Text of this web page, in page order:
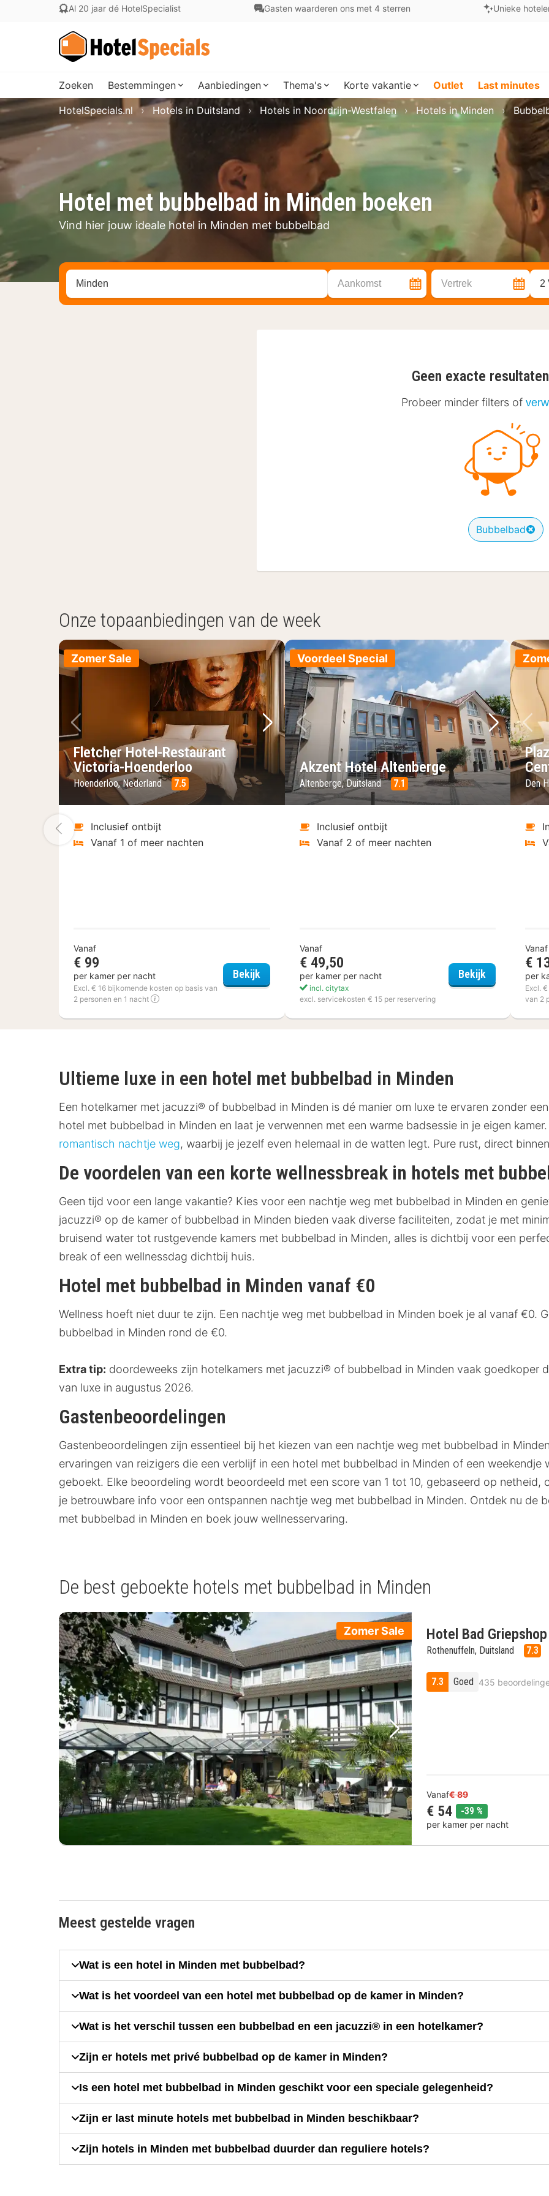
Al 20 jaar dé HotelSpecialist Gasten waarderen ons met 4 sterren Unieke
Zoeken Bestemmingen Aanbiedingen Thema's Korte vakantie Outlet Last minutes
Hotel met bubbelbad in Minden boeken
Vind hier jouw ideale hotel in Minden met bubbelbad
HotelSpecials.nl Hotels in Duitsland Hotels in Noordrijn-Westfalen Hotels in Minden
Zoek op hotel, regio of stad Aankomst Vertrek 2
Geen exacte
Probeer minder filters of
Bubbelbad
Onze topaanbiedingen van de week
Zomer Sale
Vorige foto
Volgende foto
Fletcher Hotel-Restaurant
Victoria-Hoenderloo
Hoenderloo, Nederland 7.5
Inclusief ontbijt
Vanaf 1 of meer nachten
Vanaf
€ 99
per kamer per nacht
Excl. € 16 bijkomende kosten op basis van
2 personen en 1 nacht
BekijkFletcher Hotel-Restaurant Victoria-Hoenderloo
Voordeel Special
Vorige foto
Volgende
Akzent Hotel Altenberge
Altenberge, Duitsland 7.1
Inclusief ontbijt
Vanaf 2 of meer nachten
Vanaf
€ 49,50
per kamer per nacht
incl. citytax
excl. servicekosten € 15 per reservering
Bekijk Akzent
Den
Vanaf
€
per
Excl.
van 2
Vorige foto
Ultieme luxe in een hotel met bubbelbad in Minden
Een hotelkamer met jacuzzi® of bubbelbad in Minden is dé manier om luxe te ervaren zonder
hotel met bubbelbad in Minden en laat je verwennen met een warme badsessie in je eigen
romantisch nachtje weg, waarbij je jezelf even helemaal in de watten legt. Pure rust, direct
De voordelen van een korte wellnessbreak in hotels met
Geen tijd voor een lange vakantie? Kies voor een nachtje weg met bubbelbad in Minden en
jacuzzi® op de kamer of bubbelbad in Minden bieden vaak diverse faciliteiten, zodat je met
bruisend water tot rustgevende kamers met bubbelbad in Minden, alles is dichtbij voor een
break of een wellnessdag dichtbij huis.
Hotel met bubbelbad in Minden vanaf €0
Wellness hoeft niet duur te zijn. Een nachtje weg met bubbelbad in Minden boek je al vanaf €0.
bubbelbad in Minden rond de €0.
Extra tip: doordeweeks zijn hotelkamers met jacuzzi® of bubbelbad in Minden vaak goedkoper
van luxe in augustus 2026.
Gastenbeoordelingen
Gastenbeoordelingen zijn essentieel bij het kiezen van een nachtje weg met bubbelbad in
ervaringen van reizigers die een verblijf in een hotel met bubbelbad in Minden of een
geboekt. Elke beoordeling wordt beoordeeld met een score van 1 tot 10, gebaseerd op
je betrouwbare info voor een ontspannen nachtje weg met bubbelbad in Minden. Ontdek nu de
met bubbelbad in Minden en boek jouw wellnesservaring.
De best geboekte hotels met bubbelbad in Minden
Zomer Sale
Vorige foto Volgende foto
Hotel Bad Griepshop
Rothenuffeln, Duitsland 7.3
7.3 Goed 435
Vanaf€ 89
€ 54 -39 %
per kamer per nacht
Meest gestelde vragen
Wat is een hotel in Minden met bubbelbad?
Wat is het voordeel van een hotel met bubbelbad op de kamer in Minden?
Wat is het verschil tussen een bubbelbad en een jacuzzi® in een hotelkamer?
Zijn er hotels met privé bubbelbad op de kamer in Minden?
Is een hotel met bubbelbad in Minden geschikt voor een speciale gelegenheid?
Zijn er last minute hotels met bubbelbad in Minden beschikbaar?
Zijn hotels in Minden met bubbelbad duurder dan reguliere hotels?